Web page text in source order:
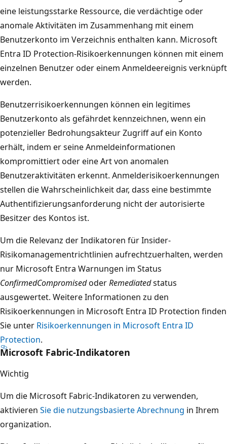
eine leistungsstarke Ressource, die verdächtige oder
anomale Aktivitäten im Zusammenhang mit einem
Benutzerkonto im Verzeichnis enthalten kann. Microsoft
Entra ID Protection-Risikoerkennungen können mit einem
einzelnen Benutzer oder einem Anmeldeereignis verknüpft
werden.
Benutzerrisikoerkennungen können ein legitimes
Benutzerkonto als gefährdet kennzeichnen, wenn ein
potenzieller Bedrohungsakteur Zugriff auf ein Konto
erhält, indem er seine Anmeldeinformationen
kompromittiert oder eine Art von anomalen
Benutzeraktivitäten erkennt. Anmelderisikoerkennungen
stellen die Wahrscheinlichkeit dar, dass eine bestimmte
Authentifizierungsanforderung nicht der autorisierte
Besitzer des Kontos ist.
Um die Relevanz der Indikatoren für Insider-
Risikomanagementrichtlinien aufrechtzuerhalten, werden
nur Microsoft Entra Warnungen im Status
ConfirmedCompromisedoderRemediatedstatus
ausgewertet. Weitere Informationen zu den
Risikoerkennungen in Microsoft Entra ID Protection finden
Sie unter Risikoerkennungen in Microsoft Entra ID
Protection.
Microsoft Fabric-Indikatoren
Wichtig
Um die Microsoft Fabric-Indikatoren zu verwenden,
aktivieren Sie die nutzungsbasierte Abrechnung in Ihrem
organization.